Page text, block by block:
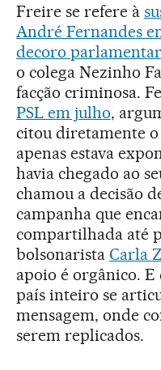
Freire se refere à
André Fernandes
decoro parlamentar
o colega Nezinho
facção criminosa.
PSL em julho,
citou diretamente
apenas estava
havia chegado ao
chamou a decisão
campanha que
compartilhada até
bolsonarista Carla
apoio é orgânico.
país inteiro se
mensagem, onde
serem replicados.